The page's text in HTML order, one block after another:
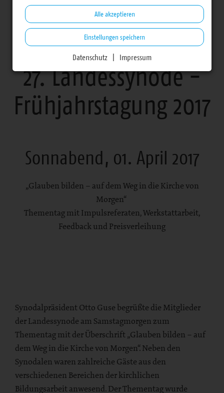
27. Landessynode Berichterstattung, Vorlagen und
Beschlüsse
27. Landessynode -
Frühjahrstagung 2017
Sonnabend, 01. April 2017
„Glauben bilden – auf dem Weg in die Kirche von
Morgen“
Thementag mit Impulsreferaten, Werkstattarbeit,
Feedback und Preisverleihung
Bereich
Synodalpräsident Otto Guse begrüßte die Mitglieder
der Landessynode am Samstagmorgen zum
Thementag mit der Überschrift „Glauben bilden – auf
dem Weg in die Kirche von Morgen“. Neben den
Synodalen waren zahlreiche Gäste aus den
verschiedenen Bereichen der kirchlichen
Bildungsarbeit anwesend. Der Thementag wurde
Alle akzeptieren
Einstellungen speichern
Datenschutz Impressum